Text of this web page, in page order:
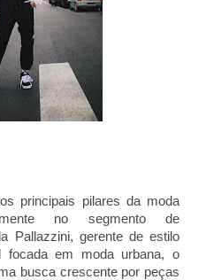
principais pilares da moda
no segmento de
Pallazzini, gerente de estilo
focada em moda urbana, o
busca crescente por peças